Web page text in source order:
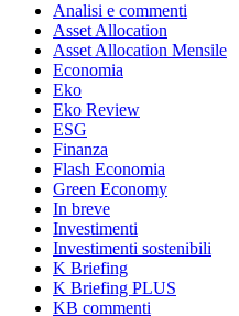
Analisi e commenti
Asset Allocation
Asset Allocation Mensile
Economia
Eko
Eko Review
ESG
Finanza
Flash Economia
Green Economy
In breve
Investimenti
Investimenti sostenibili
K Briefing
K Briefing PLUS
KB commenti